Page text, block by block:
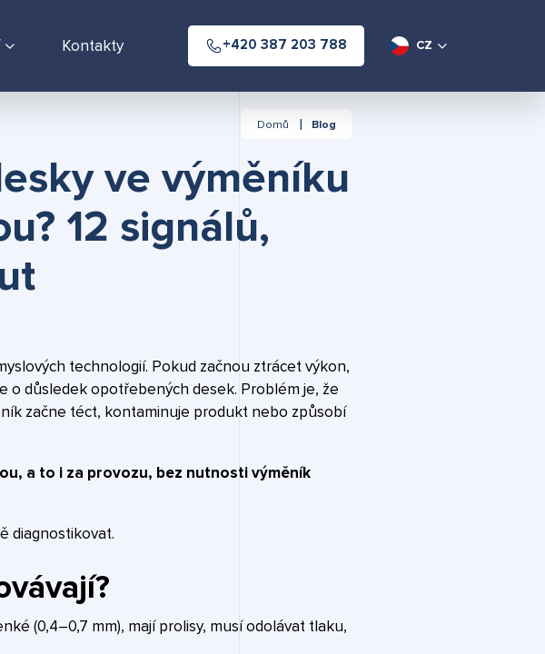
Kontakty +420 387 203 788 CZ
Domů Blog
ve výměníku
12 signálů,
technologií. Pokud začnou ztrácet výkon,
o důsledek opotřebených desek. Problém je, že
začne téct, kontaminuje produkt nebo způsobí
a to i za provozu, bez nutnosti výměník
diagnostikovat.
(0,4–0,7 mm), mají prolisy, musí odolávat tlaku,